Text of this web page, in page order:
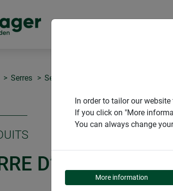
Serres Serre d’interieur
D’INTERIEUR
In order to tailor our
If you click on "More
You can always change
More information